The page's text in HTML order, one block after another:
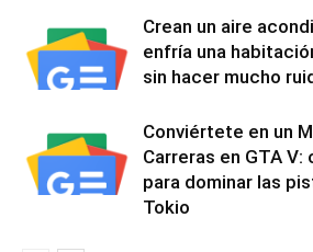
Crean un aire
enfría una
sin hacer mucho
Conviértete en un
Carreras en GTA
para dominar las
Tokio